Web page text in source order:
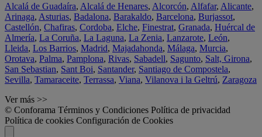
Alcalá de Guadaíra, Alcalá de Henares, Alcorcón, Alfafar, Alicante,
Arinaga, Asturias, Badalona, Barakaldo, Barcelona, Burjassot,
Castellón, Chafiras, Cordoba, Elche, Finestrat, Granada, Huércal de
Almería, La Coruña, La Laguna, La Zenia, Lanzarote, León,
Lleida, Los Barrios, Madrid, Majadahonda, Málaga, Murcia,
Orotava, Palma, Pamplona, Rivas, Sabadell, Sagunto, Salt, Girona,
San Sebastian, Sant Boi, Santander, Santiago de Compostela,
Sevilla, Tamaraceite, Terrassa, Viana, Vilanova i la Geltrú, Zaragoza
Ver más >>
© Conforama Términos y Condiciones Política de privacidad
Política de cookies Configuración de Cookies